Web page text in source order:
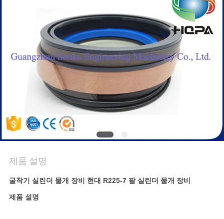
트
맵
PRIVACY
POLICY
제품 설명
굴착기 실린더 물개 장비 현대 R225-7 팔 실린더 물개 장비
제품 설명